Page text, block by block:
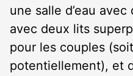
une salle d’eau
avec deux lits
pour les couples
potentiellement), et